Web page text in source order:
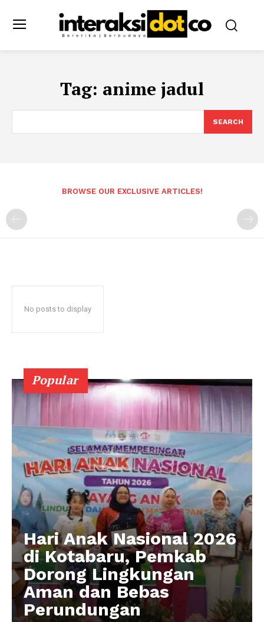
Tag: anime jadul
SEARCH
BROWSE OUR EXCLUSIVE ARTICLES!
No posts to display
Popular
Hari Anak Nasional 2026
di Kotabaru, Pemkab
Dorong Lingkungan
Aman dan Bebas
Perundungan